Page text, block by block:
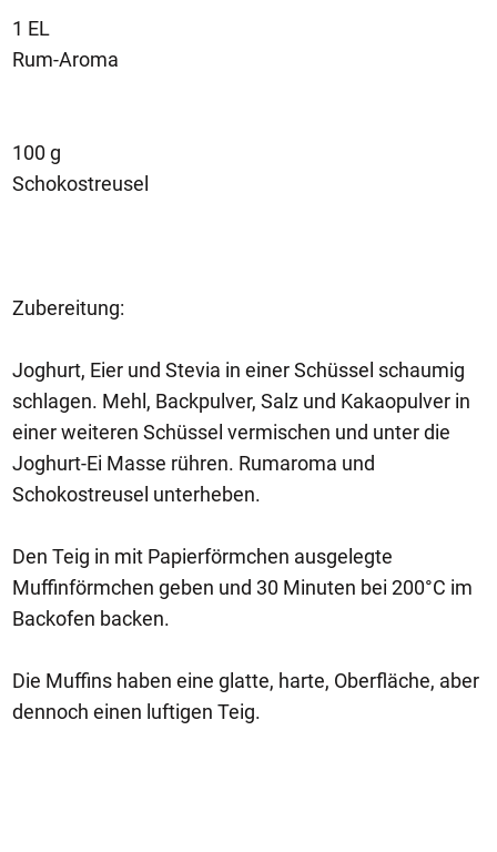
1 EL
Rum-Aroma
100 g
Schokostreusel
Zubereitung:
Joghurt, Eier und Stevia in einer Schüssel schaumig
schlagen. Mehl, Backpulver, Salz und Kakaopulver in
einer weiteren Schüssel vermischen und unter die
Joghurt-Ei Masse rühren. Rumaroma und
Schokostreusel unterheben.
Den Teig in mit Papierförmchen ausgelegte
Muffinförmchen geben und 30 Minuten bei 200°C im
Backofen backen.
Die Muffins haben eine glatte, harte, Oberfläche, aber
dennoch einen luftigen Teig.